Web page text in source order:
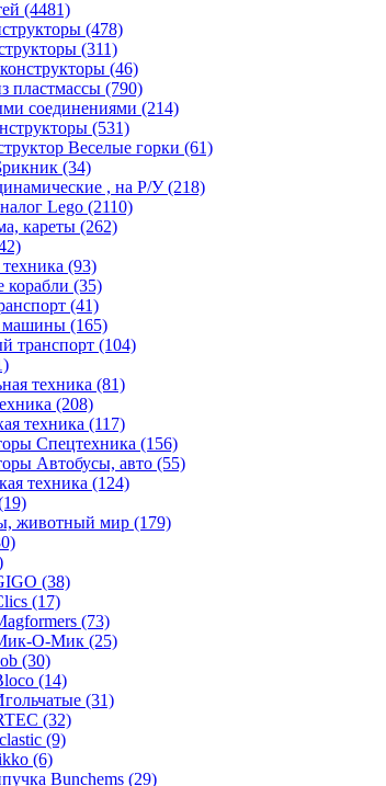
(4481)
(478)
(311)
(46)
пластмассы (790)
соединениями (214)
(531)
Веселые горки (61)
(34)
, на Р/У(218)
Lego (2110)
кареты (262)
(93)
корабли (35)
(41)
машины (165)
транспорт (104)
техника (81)
(208)
техника (117)
Спецтехника (156)
Автобусы, авто (55)
техника (124)
животный мир (179)
(38)
(17)
(73)
О-Мик (25)
(30)
(14)
(31)
(32)
(9)
(6)
Bunchems (29)